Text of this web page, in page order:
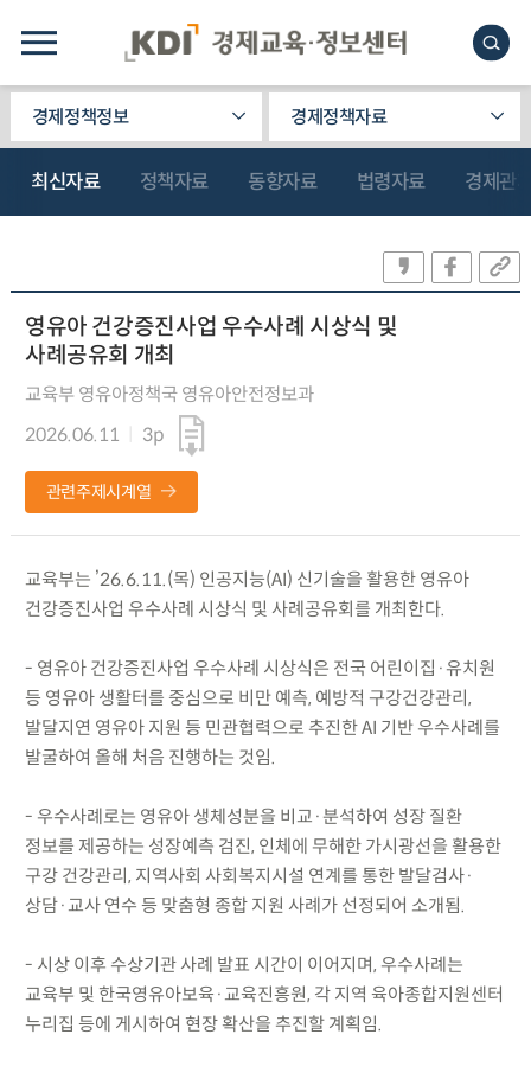
경제정책정보 경제정책자료
최신자료 정책자료 동향자료 법령자료 경제관
영유아 건강증진사업 우수사례 시상식 및
사례공유회 개최
교육부 영유아정책국 영유아안전정보과
2026.06.11
3p
관련주제시계열
교육부는 ’26.6.11.(목) 인공지능(AI) 신기술을 활용한 영유아
건강증진사업 우수사례 시상식 및 사례공유회를 개최한다.
- 영유아 건강증진사업 우수사례 시상식은 전국 어린이집·유치원
등 영유아 생활터를 중심으로 비만 예측, 예방적 구강건강관리,
발달지연 영유아 지원 등 민관협력으로 추진한 AI 기반 우수사례를
발굴하여 올해 처음 진행하는 것임.
- 우수사례로는 영유아 생체성분을 비교·분석하여 성장 질환
정보를 제공하는 성장예측 검진, 인체에 무해한 가시광선을 활용한
구강 건강관리, 지역사회 사회복지시설 연계를 통한 발달검사·
상담·교사 연수 등 맞춤형 종합 지원 사례가 선정되어 소개됨.
- 시상 이후 수상기관 사례 발표 시간이 이어지며, 우수사례는
교육부 및 한국영유아보육·교육진흥원, 각 지역 육아종합지원센터
누리집 등에 게시하여 현장 확산을 추진할 계획임.